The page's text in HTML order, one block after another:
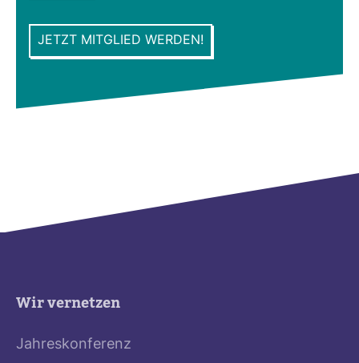
JETZT MITGLIED WERDEN!
Wir vernetzen
Jahreskonferenz